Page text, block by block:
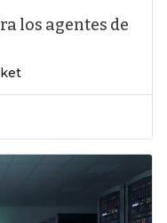
los agentes de